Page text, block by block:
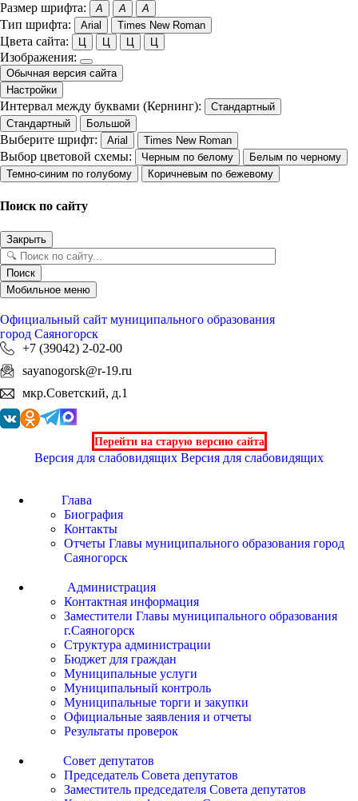
Размер шрифта: A A A
Тип шрифта: Arial Times New Roman
Цвета сайта: Ц Ц Ц Ц
Изображения:
Обычная версия сайта
Настройки
Интервал между буквами (Кернинг):
Стандартный
Стандартный
Большой
Выберите шрифт: Arial Times New Roman
Выбор цветовой схемы: Черным по белому
Белым по черному
Темно-синим по голубому
Коричневым по бежевому
Поиск по сайту
Закрыть
Поиск
Мобильное меню
Официальный сайт муниципального образования
город Саяногорск
+7 (39042) 2-02-00
sayanogorsk@r-19.ru
мкр.Советский, д.1
Перейти на старую версию сайта
Версия для слабовидящих Версия для слабовидящих
Глава
Биография
Контакты
Отчеты Главы муниципального образования город
Саяногорск
Администрация
Контактная информация
Заместители Главы муниципального образования
г.Саяногорск
Структура администрации
Бюджет для граждан
Муниципальные услуги
Муниципальный контроль
Муниципальные торги и закупки
Официальные заявления и отчеты
Результаты проверок
Совет депутатов
Председатель Совета депутатов
Заместитель председателя Совета депутатов